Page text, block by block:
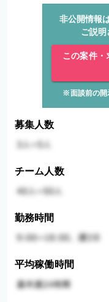
非公開情報
ご説明
この案件
※面談前の開
募集人数
チーム人数
勤務時間
平均稼働時間